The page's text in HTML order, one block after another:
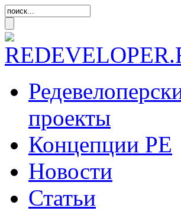
проекты
Концепции РЕ
Новости
Статьи